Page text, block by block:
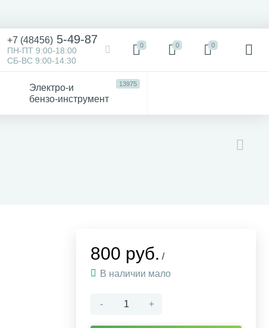
+7 (48456) 5-49-87
ПН-ПТ 9:00-18:00
СБ-ВС 9:00-14:30
0 0 0
Электро-и
бензо-инструмент
13975
800 руб. /
В наличии мало
- +